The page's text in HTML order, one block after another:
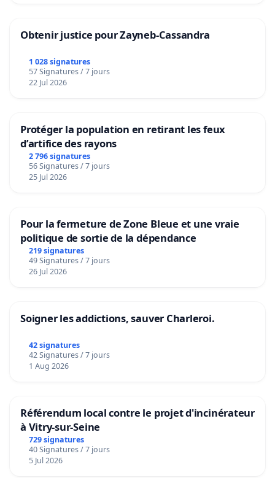
Obtenir justice pour Zayneb-Cassandra
1 028 signatures
57 Signatures / 7 jours
22 Jul 2026
Protéger la population en retirant les feux
d’artifice des rayons
2 796 signatures
56 Signatures / 7 jours
25 Jul 2026
Pour la fermeture de Zone Bleue et une vraie
politique de sortie de la dépendance
219 signatures
49 Signatures / 7 jours
26 Jul 2026
Soigner les addictions, sauver Charleroi.
42 signatures
42 Signatures / 7 jours
1 Aug 2026
Référendum local contre le projet d'incinérateur
à Vitry-sur-Seine
729 signatures
40 Signatures / 7 jours
5 Jul 2026